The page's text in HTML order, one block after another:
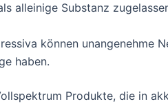
alleinige Substanz
können unangenehme
haben.
Produkte, die in